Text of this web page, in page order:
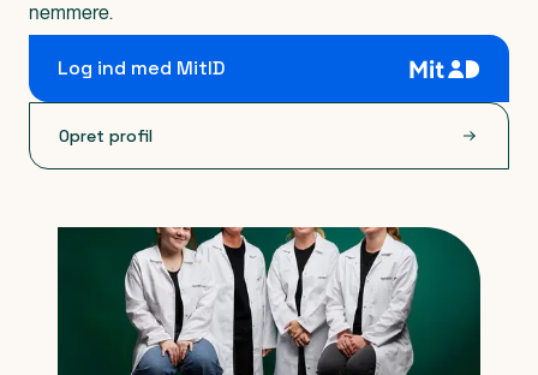
nemmere.
Log ind med MitID
Opret profil